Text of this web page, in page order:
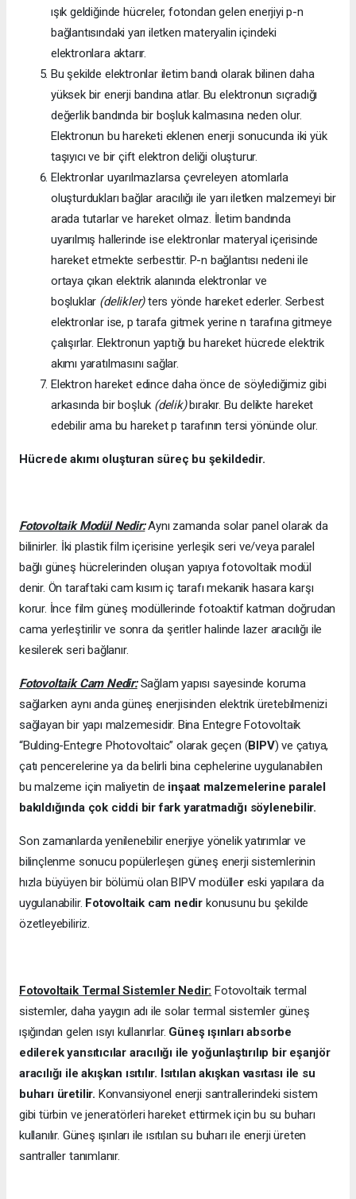
ışık geldiğinde hücreler, fotondan gelen enerjiyi p-n
bağlantısındaki yarı iletken materyalin içindeki
elektronlara aktarır.
Bu şekilde elektronlar iletim bandı olarak bilinen daha
yüksek bir enerji bandına atlar. Bu elektronun sıçradığı
değerlik bandında bir boşluk kalmasına neden olur.
Elektronun bu hareketi eklenen enerji sonucunda iki yük
taşıyıcı ve bir çift elektron deliği oluşturur.
Elektronlar uyarılmazlarsa çevreleyen atomlarla
oluşturdukları bağlar aracılığı ile yarı iletken malzemeyi bir
arada tutarlar ve hareket olmaz. İletim bandında
uyarılmış hallerinde ise elektronlar materyal içerisinde
hareket etmekte serbesttir. P-n bağlantısı nedeni ile
ortaya çıkan elektrik alanında elektronlar ve
boşluklar (delikler)ters yönde hareket ederler. Serbest
elektronlar ise, p tarafa gitmek yerine n tarafına gitmeye
çalışırlar. Elektronun yaptığı bu hareket hücrede elektrik
akımı yaratılmasını sağlar.
Elektron hareket edince daha önce de söylediğimiz gibi
arkasında bir boşluk (delik)bırakır. Bu delikte hareket
edebilir ama bu hareket p tarafının tersi yönünde olur.
Hücrede akımı oluşturan süreç bu şekildedir.
Fotovoltaik Modül Nedir:Aynı zamanda solar panel olarak da
bilinirler. İki plastik film içerisine yerleşik seri ve/veya paralel
bağlı güneş hücrelerinden oluşan yapıya fotovoltaik modül
denir. Ön taraftaki cam kısım iç tarafı mekanik hasara karşı
korur. İnce film güneş modüllerinde fotoaktif katman doğrudan
cama yerleştirilir ve sonra da şeritler halinde lazer aracılığı ile
kesilerek seri bağlanır.
Fotovoltaik Cam Nedir:Sağlam yapısı sayesinde koruma
sağlarken aynı anda güneş enerjisinden elektrik üretebilmenizi
sağlayan bir yapı malzemesidir. Bina Entegre Fotovoltaik
“Bulding-Entegre Photovoltaic” olarak geçen (BIPV) ve çatıya,
çatı pencerelerine ya da belirli bina cephelerine uygulanabilen
bu malzeme için maliyetin de inşaat malzemelerine paralel
bakıldığında çok ciddi bir fark yaratmadığı söylenebilir.
Son zamanlarda yenilenebilir enerjiye yönelik yatırımlar ve
bilinçlenme sonucu popülerleşen güneş enerji sistemlerinin
hızla büyüyen bir bölümü olan BIPV modüller eski yapılara da
uygulanabilir. Fotovoltaik cam nedir konusunu bu şekilde
özetleyebiliriz.
Fotovoltaik Termal Sistemler Nedir: Fotovoltaik termal
sistemler, daha yaygın adı ile solar termal sistemler güneş
ışığından gelen ısıyı kullanırlar. Güneş ışınları absorbe
edilerek yansıtıcılar aracılığı ile yoğunlaştırılıp bir eşanjör
aracılığı ile akışkan ısıtılır. Isıtılan akışkan vasıtası ile su
buharı üretilir. Konvansiyonel enerji santrallerindeki sistem
gibi türbin ve jeneratörleri hareket ettirmek için bu su buharı
kullanılır. Güneş ışınları ile ısıtılan su buharı ile enerji üreten
santraller tanımlanır.